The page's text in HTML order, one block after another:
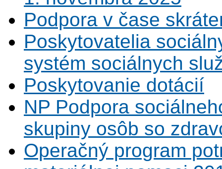
Podpora v čase
Poskytovatelia
systém sociálnych
Poskytovanie dotácií
NP Podpora
skupiny osôb so
Operačný program